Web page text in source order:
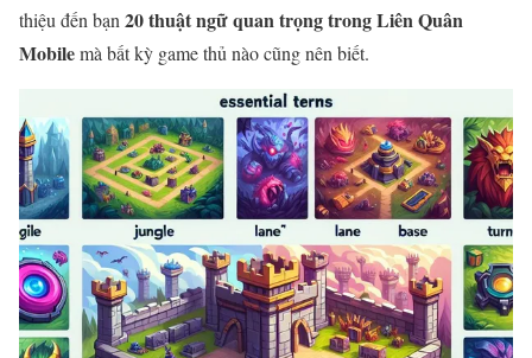
thiệu đến bạn 20 thuật ngữ quan trọng trong Liên Quân
Mobilemà bất kỳ game thủ nào cũng nên biết.